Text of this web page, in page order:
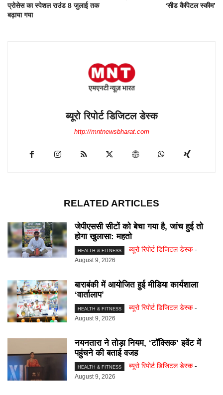
प्रोसेस का स्पेशल राउंड 8 जुलाई तक
बढ़ाया गया
‘सीड कैपिटल स्कीम’
ब्यूरो रिपोर्ट डिजिटल डेस्क
http://mntnewsbharat.com
RELATED ARTICLES
जेपीएससी सीटों को बेचा गया है, जांच हुई तो
होगा खुलासा: महतो
HEALTH & FITNESS ब्यूरो रिपोर्ट डिजिटल डेस्क -
August 9, 2026
बाराबंकी में आयोजित हुई मीडिया कार्यशाला
‘वार्तालाप’
HEALTH & FITNESS ब्यूरो रिपोर्ट डिजिटल डेस्क -
August 9, 2026
नयनतारा ने तोड़ा नियम, ‘टॉक्सिक’ इवेंट में
पहुंचने की बताई वजह
HEALTH & FITNESS ब्यूरो रिपोर्ट डिजिटल डेस्क -
August 9, 2026